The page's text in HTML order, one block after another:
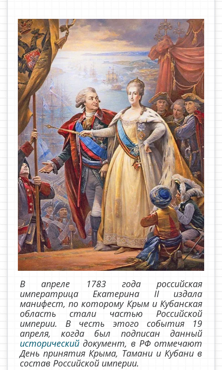
В апреле 1783 года российская
императрица Екатерина II издала
манифест, по которому Крым и Кубанская
область стали частью Российской
империи. В честь этого события 19
апреля, когда был подписан данный
исторический документ, в РФ отмечают
День принятия Крыма, Тамани и Кубани в
состав Российской империи.